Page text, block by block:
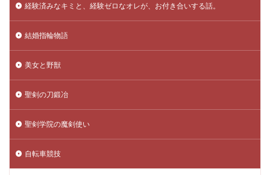
経験済みなキミと、経験ゼロなオレが、お付き合いする話。
結婚指輪物語
美女と野獣
聖剣の刀鍛冶
聖剣学院の魔剣使い
自転車競技